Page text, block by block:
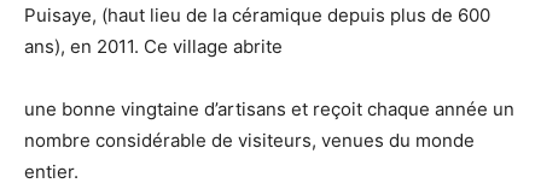
Puisaye, (haut lieu de la céramique depuis plus de 600
ans), en 2011. Ce village abrite
une bonne vingtaine d’artisans et reçoit chaque année un
nombre considérable de visiteurs, venues du monde
entier.